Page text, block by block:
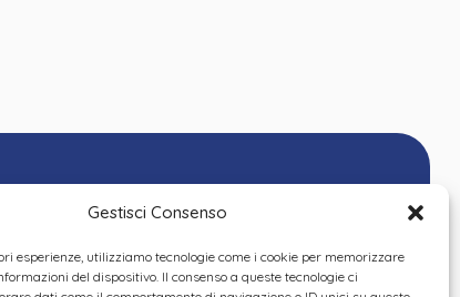
Gestisci Consenso
esperienze, utilizziamo tecnologie come i cookie per memorizzare
del dispositivo. Il consenso a queste tecnologie ci